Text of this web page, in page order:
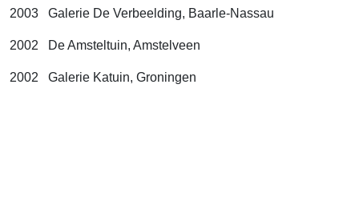
2003 Galerie De Verbeelding, Baarle-Nassau
2002 De Amsteltuin, Amstelveen
2002 Galerie Katuin, Groningen